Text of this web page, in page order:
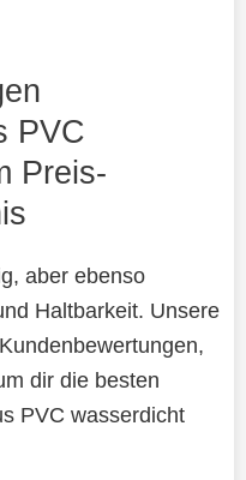
PVC
Preis-
aber ebenso
Haltbarkeit. Unsere
dir die besten
PVC wasserdicht